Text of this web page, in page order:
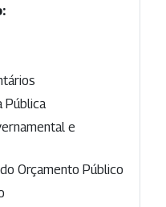
Pública
do Orçamento Público